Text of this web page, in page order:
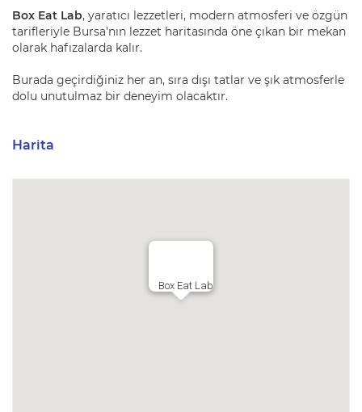
Box Eat Lab, yaratıcı lezzetleri, modern atmosferi ve özgün
tarifleriyle Bursa'nın lezzet haritasında öne çıkan bir mekan
olarak hafızalarda kalır.
Burada geçirdiğiniz her an, sıra dışı tatlar ve şık atmosferle
dolu unutulmaz bir deneyim olacaktır.
Harita
Box Eat Lab